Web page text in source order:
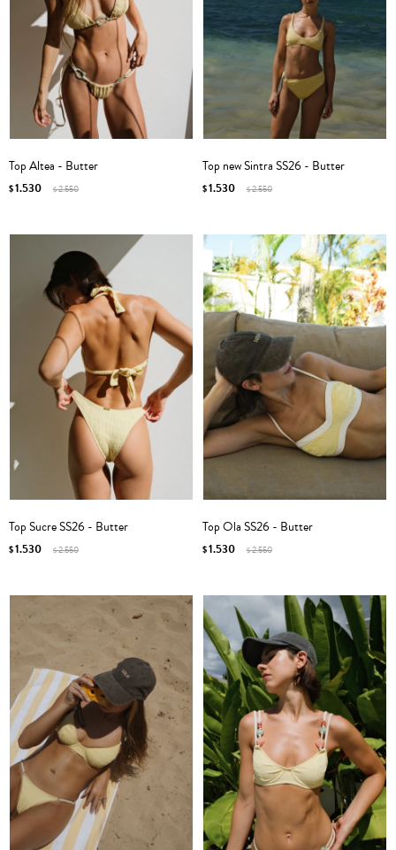
Top Altea - Butter
$1.530 $2.550
Top new Sintra SS26 - Butter
$1.530 $2.550
Top Sucre SS26 - Butter
$1.530 $2.550
Top Ola SS26 - Butter
$1.530 $2.550